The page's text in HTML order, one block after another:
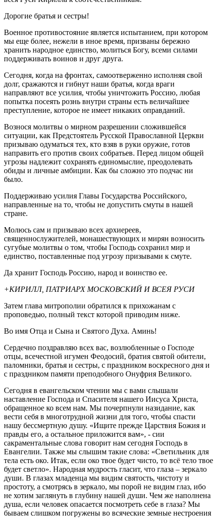
Дорогие братья и сестры!
Военное противостояние является испытанием, при котором
мы еще более, нежели в иное время, призваны бережно
хранить народное единство, молиться Богу, всеми силами
поддерживать воинов и друг друга.
Сегодня, когда на фронтах, самоотверженно исполняя свой
долг, сражаются и гибнут наши братья, когда враги
направляют все усилия, чтобы уничтожить Россию, любая
попытка посеять рознь внутри страны есть величайшее
преступление, которое не имеет никаких оправданий.
Вознося молитвы о мирном разрешении сложившейся
ситуации, как Предстоятель Русской Православной Церкви
призываю одуматься тех, кто взяв в руки оружие, готов
направить его против своих собратьев. Перед лицом общей
угрозы надлежит сохранять единомыслие, преодолевать
обиды и личные амбиции. Как бы сложно это подчас ни
было.
Поддерживаю усилия Главы Государства Российского,
направленные на то, чтобы не допустить смуты в нашей
стране.
Молюсь сам и призываю всех архиереев,
священнослужителей, монашествующих и мирян возносить
сугубые молитвы о том, чтобы Господь сохранил мир и
единство, поставленные под угрозу призывами к смуте.
Да хранит Господь Россию, народ и воинство ее.
+КИРИЛЛ, ПАТРИАРХ МОСКОВСКИЙ И ВСЕЯ РУСИ
Затем глава митрополии обратился к прихожанам с
проповедью, полный текст которой приводим ниже.
Во имя Отца и Сына и Святого Духа. Аминь!
Сердечно поздравляю всех вас, возлюбленные о Господе
отцы, всечестной игумен Феодосий, братия святой обители,
паломники, братья и сестры, с праздником воскресного дня и
с праздником памяти преподобного Онуфрия Великого.
Сегодня в евангельском чтении мы с вами слышали
наставление Господа и Спасителя нашего Иисуса Христа,
обращенное ко всем нам. Мы почерпнули назидание, как
вести себя в многотрудной жизни для того, чтобы спасти
нашу бессмертную душу. «Ищите прежде Царствия Божия и
правды его, а остальное приложится вам», - сии
сакраментальные слова говорит нам сегодня Господь в
Евангелии. Также мы слышим такие слова: «Светильник для
тела есть око. Итак, если око твое будет чисто, то всё тело твое
будет светло». Народная мудрость гласит, что глаза – зеркало
души. В глазах младенца мы видим святость, чистоту и
простоту, а смотрясь в зеркало, мы порой не видим глаз, ибо
не хотим заглянуть в глубину нашей души. Чем же наполнена
душа, если человек опасается посмотреть себе в глаза? Мы
бываем слишком погружены во всяческие земные нестроения